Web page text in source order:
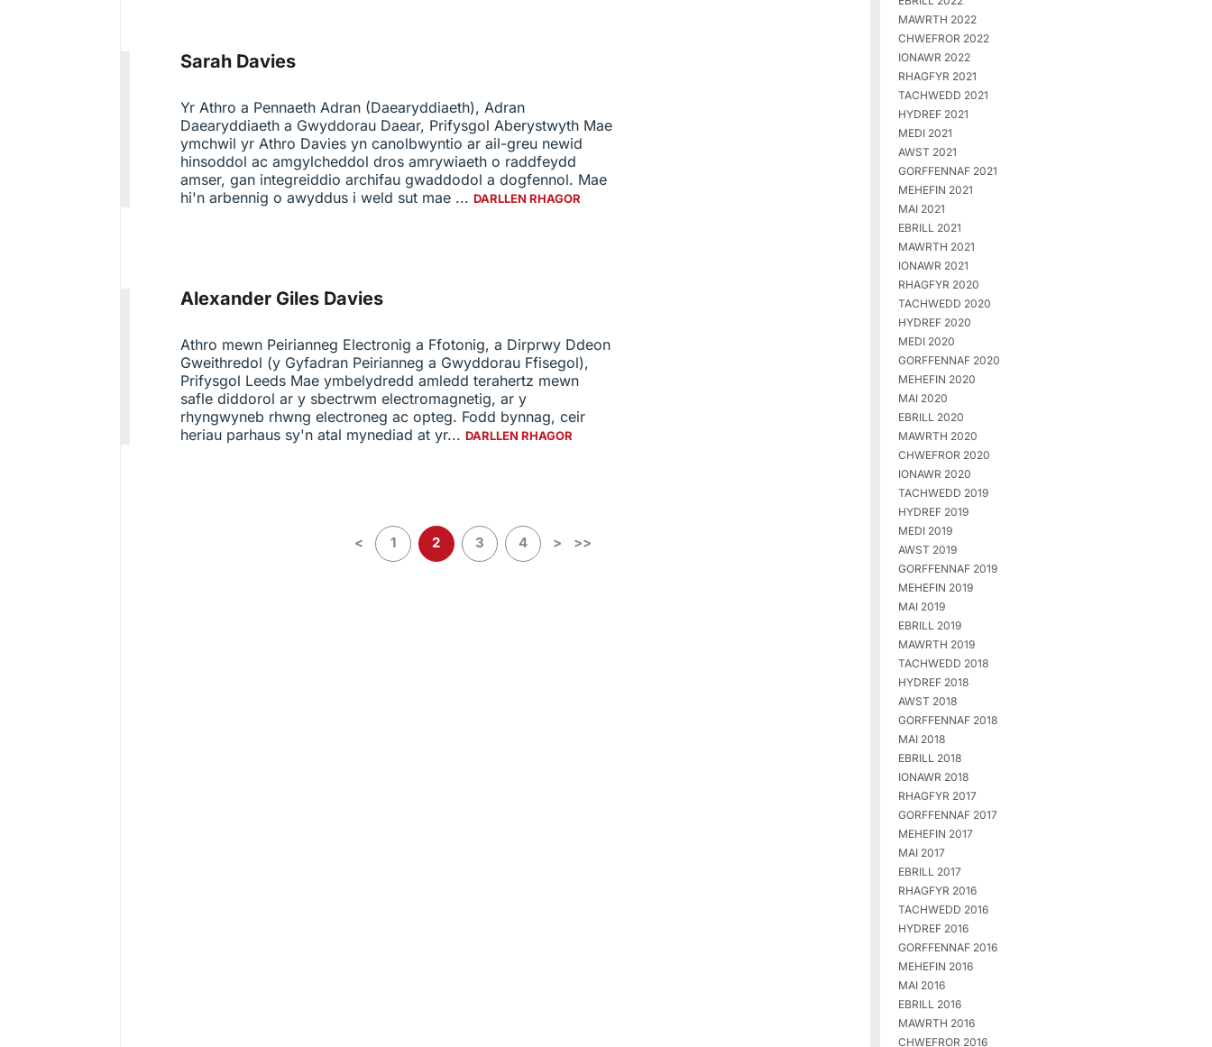
Sarah Davies
Yr Athro a Pennaeth Adran (Daearyddiaeth), Adran
Daearyddiaeth a Gwyddorau Daear, Prifysgol Aberystwyth Mae
ymchwil yr Athro Davies yn canolbwyntio ar ail-greu newid
hinsoddol ac amgylcheddol dros amrywiaeth o raddfeydd
amser, gan integreiddio archifau gwaddodol a dogfennol. Mae
hi'n arbennig o awyddus i weld sut mae ... DARLLEN RHAGOR
Alexander Giles Davies
Athro mewn Peirianneg Electronig a Ffotonig, a Dirprwy Ddeon
Gweithredol (y Gyfadran Peirianneg a Gwyddorau Ffisegol),
Prifysgol Leeds Mae ymbelydredd amledd terahertz mewn
safle diddorol ar y sbectrwm electromagnetig, ar y
rhyngwyneb rhwng electroneg ac opteg. Fodd bynnag, ceir
heriau parhaus sy'n atal mynediad at yr... DARLLEN RHAGOR
< 1 2 3 4 > >>
MAWRTH 2022
CHWEFROR 2022
IONAWR 2022
RHAGFYR 2021
TACHWEDD 2021
HYDREF 2021
MEDI 2021
AWST 2021
GORFFENNAF 2021
MEHEFIN 2021
MAI 2021
EBRILL 2021
MAWRTH 2021
IONAWR 2021
RHAGFYR 2020
TACHWEDD 2020
HYDREF 2020
MEDI 2020
GORFFENNAF 2020
MEHEFIN 2020
MAI 2020
EBRILL 2020
MAWRTH 2020
CHWEFROR 2020
IONAWR 2020
TACHWEDD 2019
HYDREF 2019
MEDI 2019
AWST 2019
GORFFENNAF 2019
MEHEFIN 2019
MAI 2019
EBRILL 2019
MAWRTH 2019
TACHWEDD 2018
HYDREF 2018
AWST 2018
GORFFENNAF 2018
MAI 2018
EBRILL 2018
IONAWR 2018
RHAGFYR 2017
GORFFENNAF 2017
MEHEFIN 2017
MAI 2017
EBRILL 2017
RHAGFYR 2016
TACHWEDD 2016
HYDREF 2016
GORFFENNAF 2016
MEHEFIN 2016
MAI 2016
EBRILL 2016
MAWRTH 2016
CHWEFROR 2016